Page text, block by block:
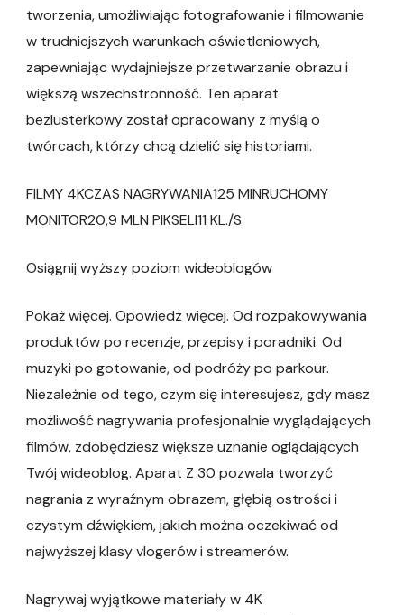
tworzenia, umożliwiając fotografowanie i filmowanie
w trudniejszych warunkach oświetleniowych,
zapewniając wydajniejsze przetwarzanie obrazu i
większą wszechstronność. Ten aparat
bezlusterkowy został opracowany z myślą o
twórcach, którzy chcą dzielić się historiami.
FILMY 4KCZAS NAGRYWANIA125 MINRUCHOMY
MONITOR20,9 MLN PIKSELI11 KL./S
Osiągnij wyższy poziom wideoblogów
Pokaż więcej. Opowiedz więcej. Od rozpakowywania
produktów po recenzje, przepisy i poradniki. Od
muzyki po gotowanie, od podróży po parkour.
Niezależnie od tego, czym się interesujesz, gdy masz
możliwość nagrywania profesjonalnie wyglądających
filmów, zdobędziesz większe uznanie oglądających
Twój wideoblog. Aparat Z 30 pozwala tworzyć
nagrania z wyraźnym obrazem, głębią ostrości i
czystym dźwiękiem, jakich można oczekiwać od
najwyższej klasy vlogerów i streamerów.
Nagrywaj wyjątkowe materiały w 4K